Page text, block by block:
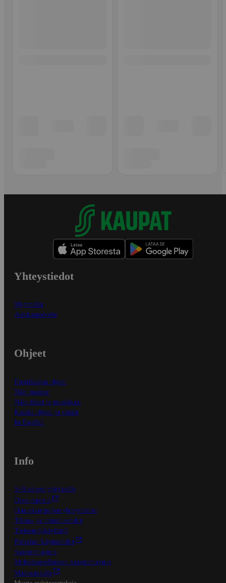
Yhteystiedot
Myymälät
Asiakaspalvelu
Ohjeet
Ensitilaajan ohjeet
Näin maksat
Näin tilaat ja muokkaat
Kaikki ohjeet ja vinkit
In English
Info
S-Business yrityksille
Oiva-raportit
Osuuskauppojen yhteystiedot
Tilaus- ja toimitusehdot
Tietosuojakäytäntö
Palvelun käyttöehdot
Saavutettavuus
Mobiilisovelluksen saavutettavuus
Mainostajalle